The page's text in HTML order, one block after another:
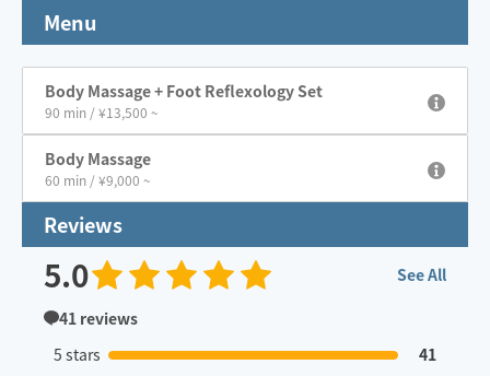
Menu
Body Massage + Foot Reflexology Set
90 min / ¥13,500 ~
Body Massage
60 min / ¥9,000 ~
Reviews
5.0
See All
41 reviews
5 stars
41